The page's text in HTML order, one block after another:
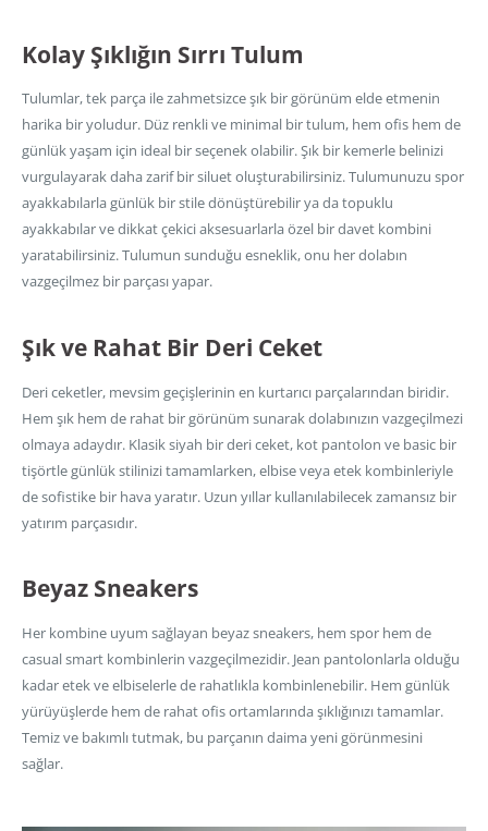
Kolay Şıklığın Sırrı Tulum
Tulumlar, tek parça ile zahmetsizce şık bir görünüm elde etmenin
harika bir yoludur. Düz renkli ve minimal bir tulum, hem ofis hem de
günlük yaşam için ideal bir seçenek olabilir. Şık bir kemerle belinizi
vurgulayarak daha zarif bir siluet oluşturabilirsiniz. Tulumunuzu spor
ayakkabılarla günlük bir stile dönüştürebilir ya da topuklu
ayakkabılar ve dikkat çekici aksesuarlarla özel bir davet kombini
yaratabilirsiniz. Tulumun sunduğu esneklik, onu her dolabın
vazgeçilmez bir parçası yapar.
Şık ve Rahat Bir Deri Ceket
Deri ceketler, mevsim geçişlerinin en kurtarıcı parçalarından biridir.
Hem şık hem de rahat bir görünüm sunarak dolabınızın vazgeçilmezi
olmaya adaydır. Klasik siyah bir deri ceket, kot pantolon ve basic bir
tişörtle günlük stilinizi tamamlarken, elbise veya etek kombinleriyle
de sofistike bir hava yaratır. Uzun yıllar kullanılabilecek zamansız bir
yatırım parçasıdır.
Beyaz Sneakers
Her kombine uyum sağlayan beyaz sneakers, hem spor hem de
casual smart kombinlerin vazgeçilmezidir. Jean pantolonlarla olduğu
kadar etek ve elbiselerle de rahatlıkla kombinlenebilir. Hem günlük
yürüyüşlerde hem de rahat ofis ortamlarında şıklığınızı tamamlar.
Temiz ve bakımlı tutmak, bu parçanın daima yeni görünmesini
sağlar.